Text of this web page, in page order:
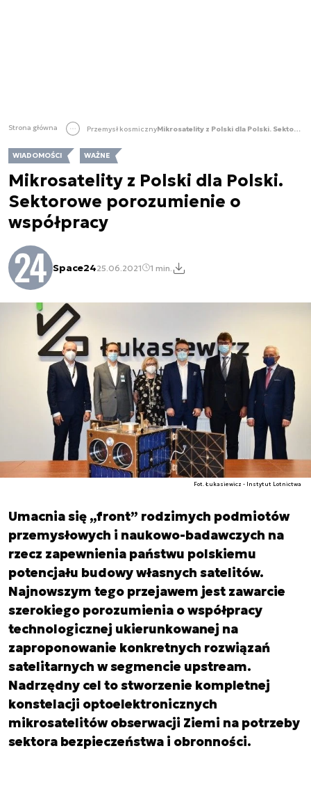
Strona główna Przemysł kosmiczny Mikrosatelity z Polski dla Polski. Sektorowe porozumienie o współpracy
WIADOMOŚCI WAŻNE
Mikrosatelity z Polski dla Polski.
Sektorowe porozumienie o
współpracy
Space2425.06.2021 1 min.
Fot. Łukasiewicz - Instytut Lotnictwa
Umacnia się „front” rodzimych podmiotów
przemysłowych i naukowo-badawczych na
rzecz zapewnienia państwu polskiemu
potencjału budowy własnych satelitów.
Najnowszym tego przejawem jest zawarcie
szerokiego porozumienia o współpracy
technologicznej ukierunkowanej na
zaproponowanie konkretnych rozwiązań
satelitarnych w segmencie upstream.
Nadrzędny cel to stworzenie kompletnej
konstelacji optoelektronicznych
mikrosatelitów obserwacji Ziemi na potrzeby
sektora bezpieczeństwa i obronności.